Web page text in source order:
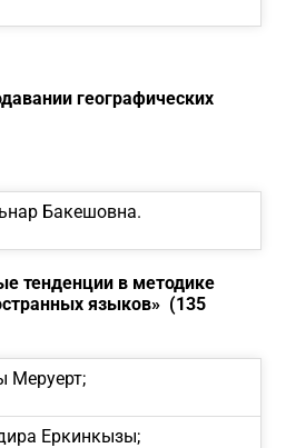
географических
Бакешовна.
тенденции в методике
языков» (135
Меруерт;
Еркинкызы;